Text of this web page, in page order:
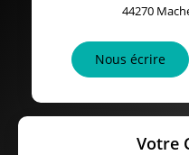
44270
Nous écrire
Votre